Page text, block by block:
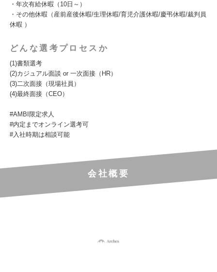
・年次有給休暇（10日～）
・その他休暇（産前産後休暇/生理休暇/育児介護休暇/慶弔休暇/裁判員
休暇 ）
どんな選考プロセスか
(1)書類選考
(2)カジュアル面談 or 一次面接（HR）
(3)二次面接（現場社員）
(4)最終面接（CEO）
#AMBI限定求人
#内定までオンライン選考可
#入社時期は相談可能
会社概要